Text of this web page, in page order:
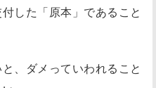
した「原本」であること
、ダメっていわれること